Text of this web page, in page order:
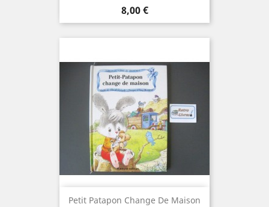
Prix
8,00 €
Petit Patapon Change De Maison